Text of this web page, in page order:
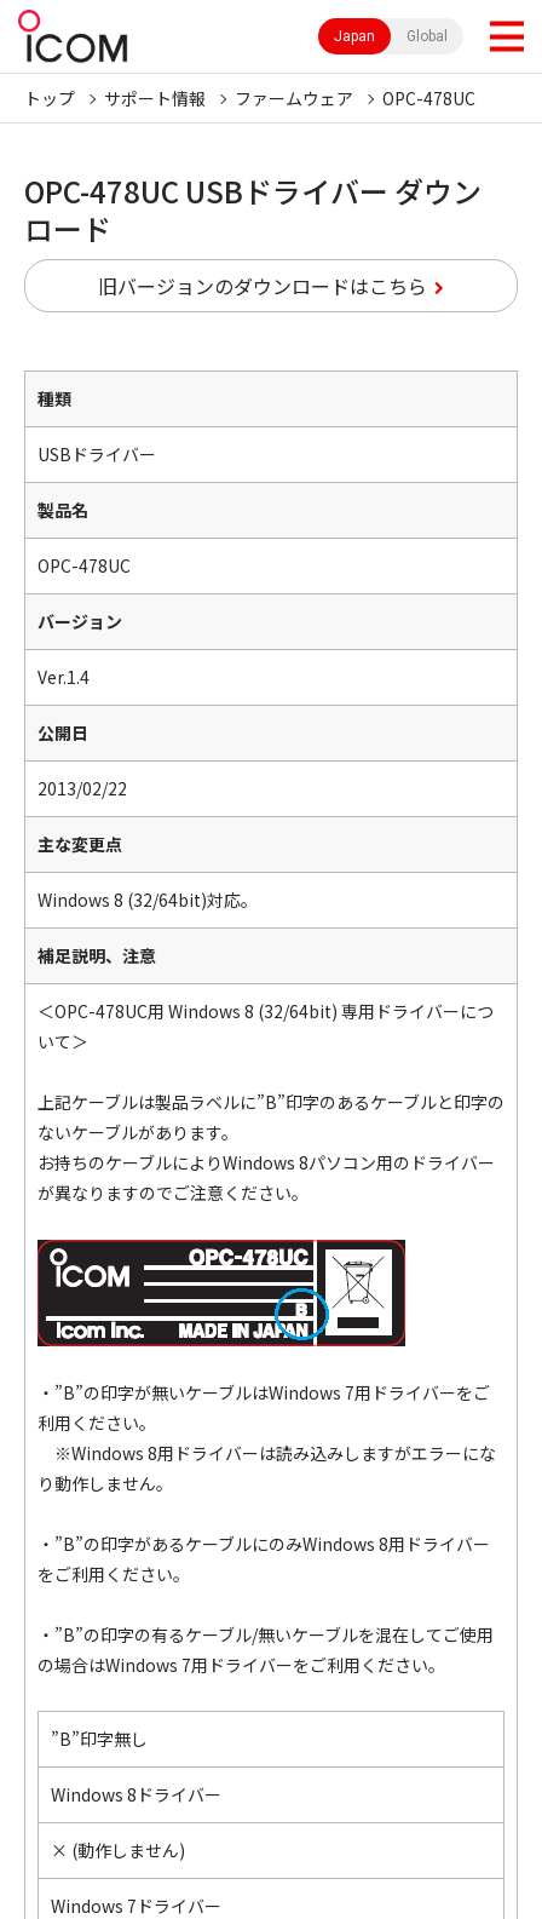
Japan Global
トップ サポート情報 ファームウェア OPC-478UC
OPC-478UC USBドライバー ダウン
ロード
旧バージョンのダウンロードはこちら
種類
USBドライバー
製品名
OPC-478UC
バージョン
Ver.1.4
公開日
2013/02/22
主な変更点
Windows 8 (32/64bit)対応。
補足説明、注意
＜OPC-478UC用 Windows 8 (32/64bit) 専用ドライバーにつ
いて＞
上記ケーブルは製品ラベルに”B”印字のあるケーブルと印字の
ないケーブルがあります。
お持ちのケーブルによりWindows 8パソコン用のドライバー
が異なりますのでご注意ください。
・”B”の印字が無いケーブルはWindows 7用ドライバーをご
利用ください。
※Windows 8用ドライバーは読み込みしますがエラーにな
り動作しません。
・ ”B”の印字があるケーブルにのみWindows 8用ドライバー
をご利用ください。
・”B”の印字の有るケーブル/無いケーブルを混在してご使用
の場合はWindows 7用ドライバーをご利用ください。
”B”印字無し
Windows 8ドライバー
× (動作しません)
Windows 7ドライバー